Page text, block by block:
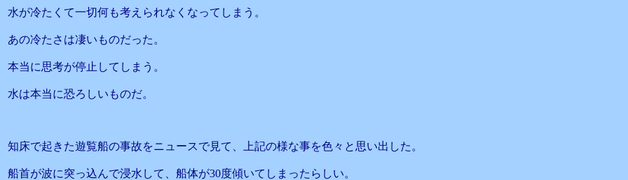
水が冷たくて一切何も考えられなくなってしまう。
あの冷たさは凄いものだった。
本当に思考が停止してしまう。
水は本当に恐ろしいものだ。
知床で起きた遊覧船の事故をニュースで見て、上記の様な事を色々と思い出した。
船首が波に突っ込んで浸水して、船体が30度傾いてしまったらしい。